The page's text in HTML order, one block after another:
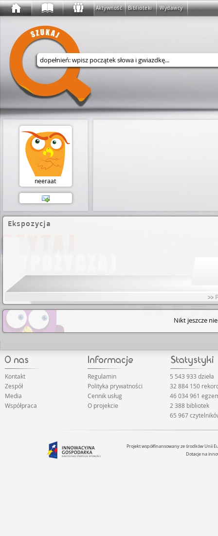
Aktywność Biblioteki Wydawcy
Wyszukaj w serwisie
neeraat
Ekspozycja
>>
Nikt jeszcze
Kontakt
Zespół
Media
Współpraca
Regulamin
Polityka prywatności
Cennik usług
O projekcie
5 543 933 dzieła
32 884 150
46 034 961
2 388 bibliotek
65 967
Projekt współfinansowany ze środków Unii
Dotacje na